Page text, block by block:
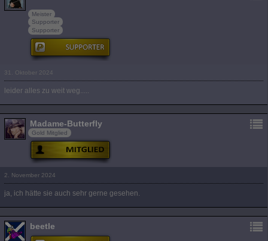
Meister
Supporter
Supporter
31. Oktober 2024
leider alles zu weit weg.....
Madame-Butterfly
Gold Mitglied
2. November 2024
ja, ich hätte sie auch sehr gerne gesehen.
beetle